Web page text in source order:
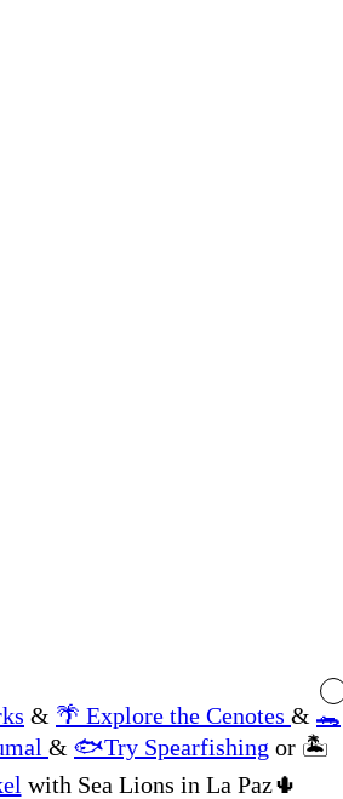
& 🌴 Explore the Cenotes & 🐊
& 🐟Try Spearfishing or 🏝
with Sea Lions in La Paz🌵